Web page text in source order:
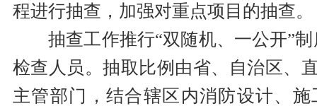
程进行抽查，加强对重点项目的抽查。
抽查工作推行“双随机、一公开”
检查人员。抽取比例由省、自治区、
主管部门，结合辖区内消防设计、